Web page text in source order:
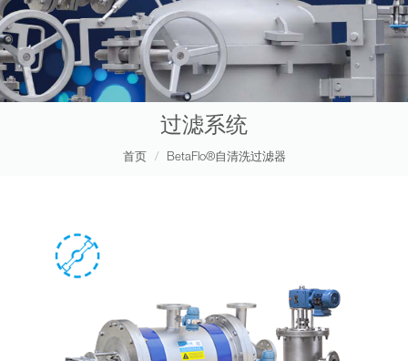
过滤系统
首页 BetaFlo®自清洗过滤器